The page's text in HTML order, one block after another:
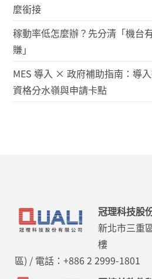
麼銜接
稼動率低怎麼辦？先分清「機台
賺」
MES 導入 × 政府補助指南：導
資格分水嶺與申請卡點
冠理科技股
新北市三重
樓
區) / 電話：+886 2 2999-1801